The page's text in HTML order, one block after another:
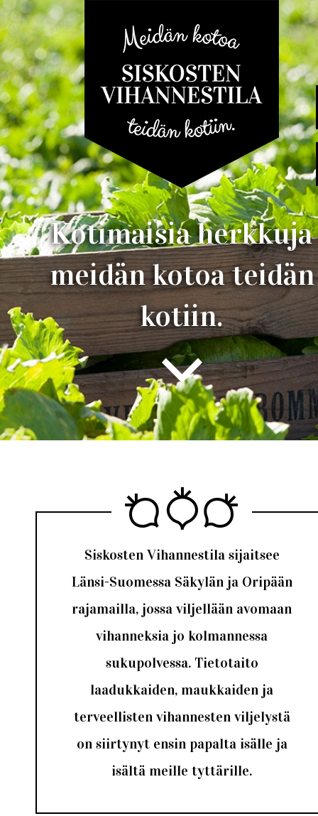
Kotimaisia herkkuja
meidän kotoa teidän
kotiin.
Siskosten Vihannestila sijaitsee
Länsi-Suomessa Säkylän ja Oripään
rajamailla, jossa viljellään avomaan
vihanneksia jo kolmannessa
sukupolvessa. Tietotaito
laadukkaiden, maukkaiden ja
terveellisten vihannesten viljelystä
on siirtynyt ensin papalta isälle ja
isältä meille tyttärille.